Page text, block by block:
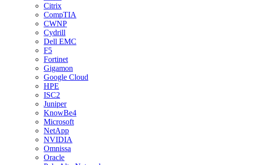
Citrix
CompTIA
CWNP
Cydrill
Dell EMC
F5
Fortinet
Gigamon
Google Cloud
HPE
ISC2
Juniper
KnowBe4
Microsoft
NetApp
NVIDIA
Omnissa
Oracle